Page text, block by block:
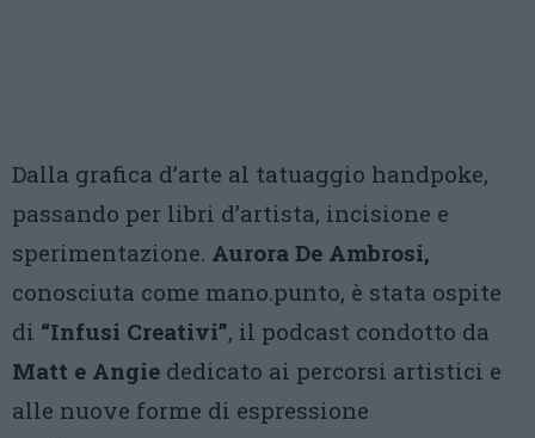
Dalla grafica d’arte al tatuaggio handpoke,
passando per libri d’artista, incisione e
sperimentazione. Aurora De Ambrosi,
conosciuta come mano.punto, è stata ospite
di “Infusi Creativi”, il podcast condotto da
Matt e Angie dedicato ai percorsi artistici e
alle nuove forme di espressione